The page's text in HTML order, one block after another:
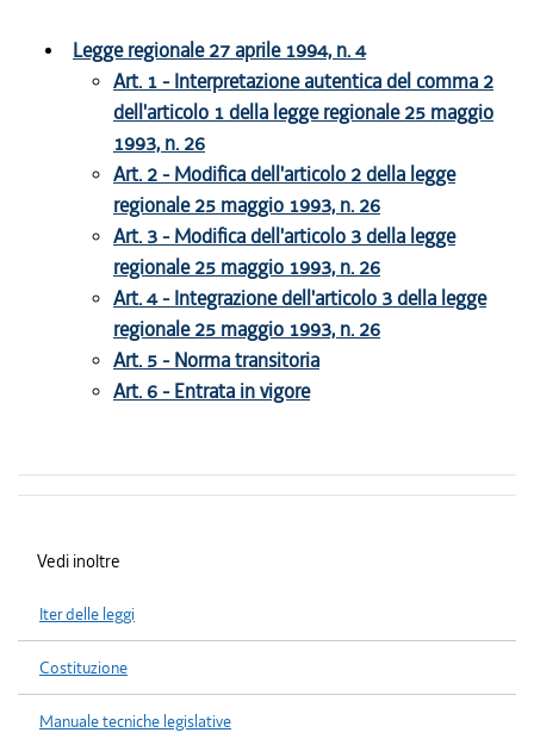
Legge regionale 27 aprile 1994, n. 4
Art. 1 - Interpretazione autentica del comma 2
dell'articolo 1 della legge regionale 25 maggio
1993, n. 26
Art. 2 - Modifica dell'articolo 2 della legge
regionale 25 maggio 1993, n. 26
Art. 3 - Modifica dell'articolo 3 della legge
regionale 25 maggio 1993, n. 26
Art. 4 - Integrazione dell'articolo 3 della legge
regionale 25 maggio 1993, n. 26
Art. 5 - Norma transitoria
Art. 6 - Entrata in vigore
Vedi inoltre
Iter delle leggi
Costituzione
Manuale tecniche legislative